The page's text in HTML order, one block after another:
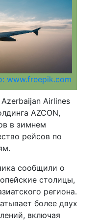
www.freepik.com
Airlines
AZCON,
в зимнем
рейсов по
сообщили о
столицы,
региона.
более двух
включая